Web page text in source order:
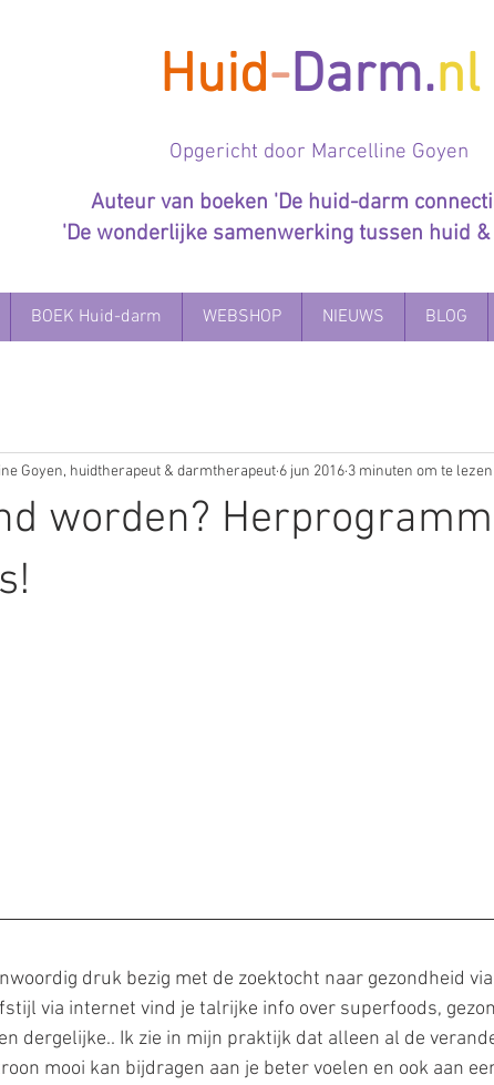
Huid-Darm.nl
Opgericht door Marcelline Goyen
Auteur van boeken 'De huid-darm
'De wonderlijke samenwerking tussen huid
BOEK Huid-darm WEBSHOP NIEUWS BLOG
worden?
Goyen, huidtherapeut & darmtherapeut 6 jun 2016 3 minuten om te lezen
druk bezig met de zoektocht naar gezondheid
via internet vind je talrijke info over superfoods,
dergelijke.. Ik zie in mijn praktijk dat alleen al de
mooi kan bijdragen aan je beter voelen en ook aan